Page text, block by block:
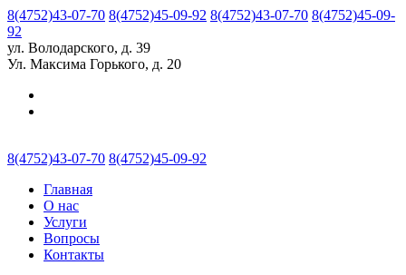
8(4752)43-07-70 8(4752)45-09-92 8(4752)43-07-70 8(4752)45-09-
92
ул. Володарского, д. 39
Ул. Максима Горького, д. 20
8(4752)43-07-70 8(4752)45-09-92
Главная
О нас
Услуги
Вопросы
Контакты